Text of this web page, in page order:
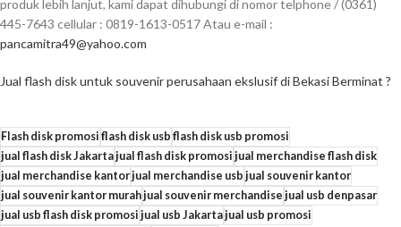
produk lebih lanjut, kami dapat dihubungi di nomor telphone / (0361)
445-7643 cellular : 0819-1613-0517 Atau e-mail :
pancamitra49@yahoo.com
Jual flash disk untuk souvenir perusahaan ekslusif di Bekasi Berminat ?
Flash disk promosi flash disk usb flash disk usb promosi
jual flash disk Jakartajual flash disk promosi jual merchandise flash disk
jual merchandise kantorjual merchandise usb jual souvenir kantor
jual souvenir kantor murahjual souvenir merchandise jual usb denpasar
jual usb flash disk promosi jual usb Jakartajual usb promosi